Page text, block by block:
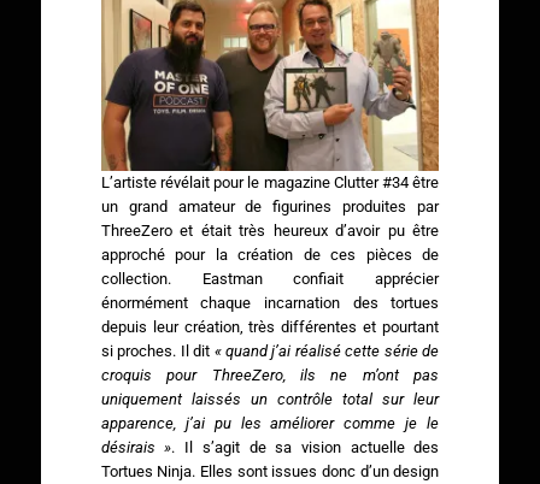
L’artiste révélait pour le magazine Clutter #34 être
un grand amateur de figurines produites par
ThreeZero et était très heureux d’avoir pu être
approché pour la création de ces pièces de
collection. Eastman confiait apprécier
énormément chaque incarnation des tortues
depuis leur création, très différentes et pourtant
si proches. Il dit « quand j’ai réalisé cette série de
croquis pour ThreeZero, ils ne m’ont pas
uniquement laissés un contrôle total sur leur
apparence, j’ai pu les améliorer comme je le
désirais ». Il s’agit de sa vision actuelle des
Tortues Ninja. Elles sont issues donc d’un design